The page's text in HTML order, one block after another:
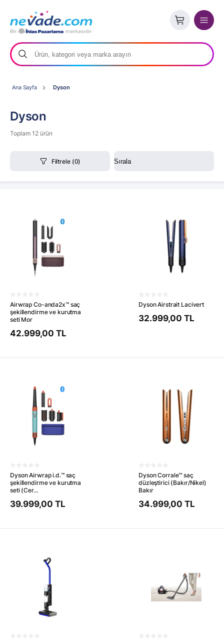
Ana Sayfa Dyson
Dyson
Toplam 12 ürün
Filtrele (0)
Airwrap Co-anda2x™ saç
şekillendirme ve kurutma
seti Mor
42.999,00 TL
Dyson Airstrait Lacivert
32.999,00 TL
Dyson Airwrap i.d.™ saç
şekillendirme ve kurutma
seti (Cer...
39.999,00 TL
Dyson Corrale™ saç
düzleştirici (Bakır/Nikel)
Bakır
34.999,00 TL